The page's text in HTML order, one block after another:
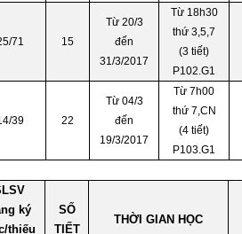
71 15
Từ 20/3
đến
31/3/2017
Từ 18h30
thứ 3,5,7
(3 tiết)
P102.G1
39 22
Từ 04/3
đến
19/3/2017
Từ 7h00
thứ 7,CN
(4 tiết)
P103.G1
ký
thiếu
SỐ
TIẾT
THỜI GIAN HỌC